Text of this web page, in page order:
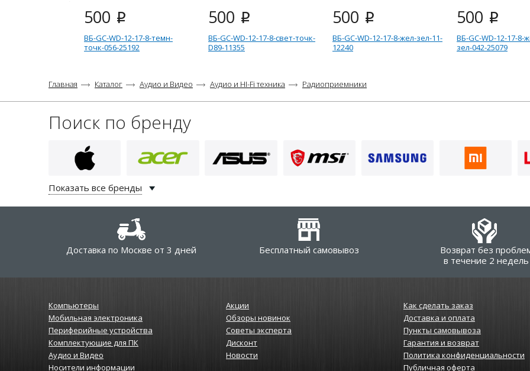
500 i
ВБ-GC-WD-12-17-8-темн-
точк-056-25192
500 i
ВБ-GC-WD-12-17-8-свет-точк-
D89-11355
500 i
ВБ-GC-WD-12-17-8-жел-зел-11-
12240
500 i
ВБ-GC-WD-12-17-8-
зел-042-25079
Главная Каталог Аудио и Видео Аудио и HI-Fi техника Радиоприемники
Поиск по бренду
Показать все бренды
Доставка по Москве от 3 дней Бесплатный самовывоз
Возврат без
в течение 2 недель
Компьютеры
Мобильная электроника
Периферийные устройства
Комплектующие для ПК
Аудио и Видео
Носители информации
Акции
Обзоры новинок
Советы эксперта
Дисконт
Новости
Как сделать заказ
Доставка и оплата
Пункты самовывоза
Гарантия и возврат
Политика конфиденциальности
Публичная оферта